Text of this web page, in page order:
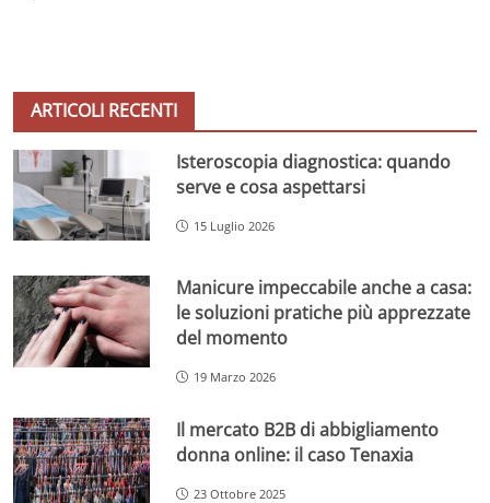
ARTICOLI RECENTI
Isteroscopia diagnostica: quando
serve e cosa aspettarsi
15 Luglio 2026
Manicure impeccabile anche a casa:
le soluzioni pratiche più apprezzate
del momento
19 Marzo 2026
Il mercato B2B di abbigliamento
donna online: il caso Tenaxia
23 Ottobre 2025